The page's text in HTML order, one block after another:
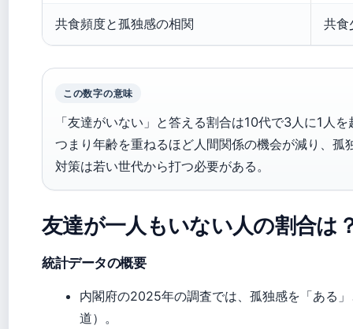
共食頻度と孤独感の相関 共食
この数字の意味
「友達がいない」と答える割合は10代で3人に1人
つまり年齢を重ねるほど人間関係の機会が減り、孤
対策は若い世代から打つ必要がある。
友達が一人もいない人の割合は
統計データの概要
内閣府の2025年の調査では、孤独感を「ある
道）。